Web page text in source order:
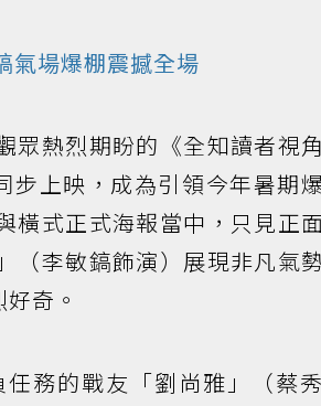
氣場爆棚震撼全場
眾熱烈期盼的《全知讀者視
步上映，成為引領今年暑期
橫式正式海報當中，只見正
（李敏鎬飾演）展現非凡氣
奇。
務的戰友「劉尚雅」（蔡